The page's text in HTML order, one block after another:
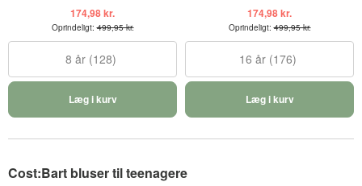
174,98 kr.
Oprindeligt:499,95 kr.
8 år (128)
Læg i kurv
174,98 kr.
Oprindeligt:499,95 kr.
16 år (176)
Læg i kurv
Cost:Bart bluser til teenagere